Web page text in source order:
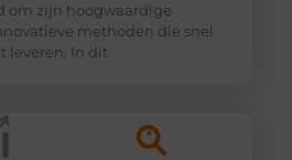
om zijn hoogwaardige
methoden die snel
leveren. In dit